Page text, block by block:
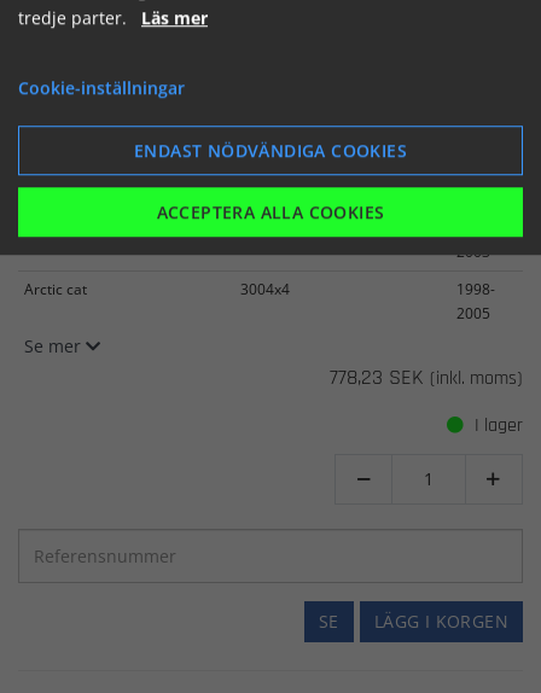
ARCTIC CAT 250/300 98-05
Artikelnummer: AC-3098
2005
2003
Arctic cat
3004x4
1998-
2005
Se mer
778,23 SEK (inkl. moms)
I lager
 
LÄGG I KORGEN
SE
tredje parter. Läs mer
Cookie-inställningar
ENDAST NÖDVÄNDIGA COOKIES
ACCEPTERA ALLA COOKIES